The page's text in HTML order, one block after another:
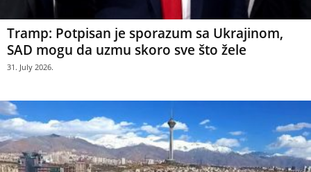
Tramp: Potpisan je sporazum sa Ukrajinom,
SAD mogu da uzmu skoro sve što žele
31. July 2026.